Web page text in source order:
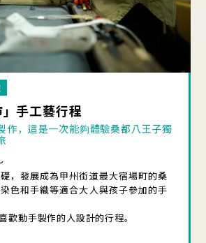
」手工藝行程
作，這是一次能夠體驗桑都八王子獨
，發展成為甲州街道最大宿場町的桑
色和手織等適合大人與孩子參加的手
歡動手製作的人設計的行程。